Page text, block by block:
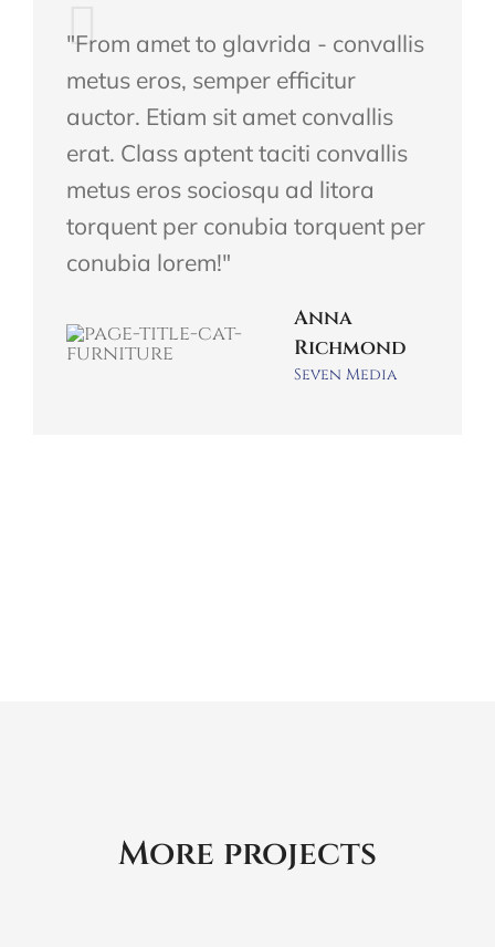
"From amet to glavrida - convallis
metus eros, semper efficitur
auctor. Etiam sit amet convallis
erat. Class aptent taciti convallis
metus eros sociosqu ad litora
torquent per conubia torquent per
conubia lorem!"
Anna
Richmond
Seven Media
More projects